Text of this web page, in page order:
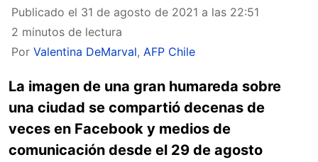
Publicado el 31 de agosto de 2021 a las 22:51
2 minutos de lectura
Por Valentina DeMarval, AFP Chile
La imagen de una gran humareda sobre
una ciudad se compartió decenas de
veces en Facebook y medios de
comunicación desde el 29 de agosto